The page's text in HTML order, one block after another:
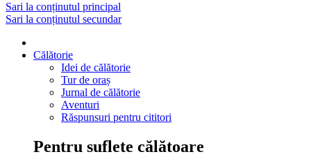
Sari la conținutul principal
Sari la conținutul secundar
Călătorie
Idei de călătorie
Tur de oraș
Jurnal de călătorie
Aventuri
Răspunsuri pentru cititori
Pentru suflete călătoare